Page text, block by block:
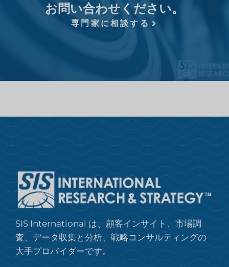
お問い合わせください。
専門家に相談する
SIS International は、顧客インサイト、市場調
査、データ収集と分析、戦略コンサルティングの
大手プロバイダーです。